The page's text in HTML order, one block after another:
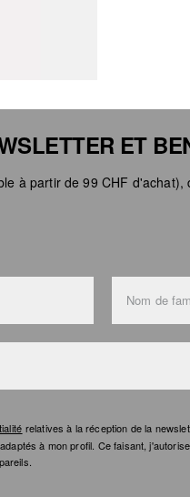
ET
à partir de 99 CHF
Nom de
relatives à la réception de la
à mon profil. Ce faisant,